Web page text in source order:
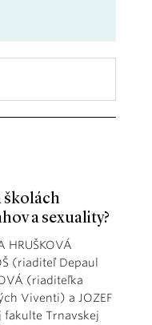
školách
a sexuality?
HRUŠKOVÁ
(riaditeľ Depaul
(riaditeľka
Viventi) a JOZEF
fakulte Trnavskej